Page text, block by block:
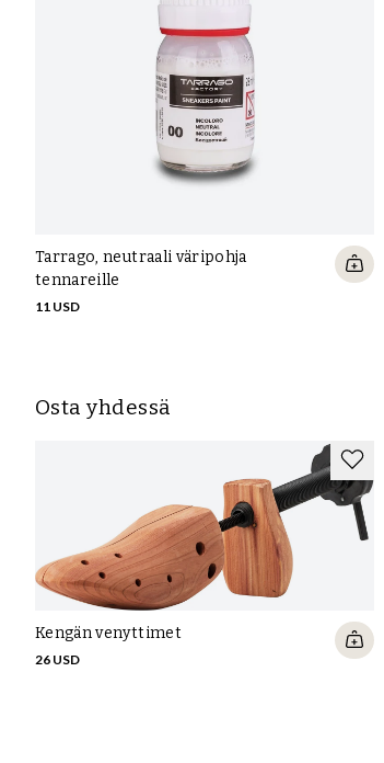
Tarrago, neutraali väripohja
tennareille
11 USD
Osta yhdessä
Kengän venyttimet
26 USD